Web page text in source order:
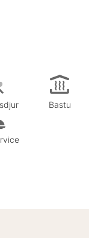
Bastu